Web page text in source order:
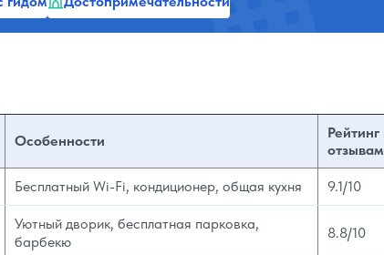
Особенности
Рейтинг
отзывам
Бесплатный Wi-Fi, кондиционер, общая кухня 9.1/10
Уютный дворик, бесплатная парковка,
барбекю
8.8/10